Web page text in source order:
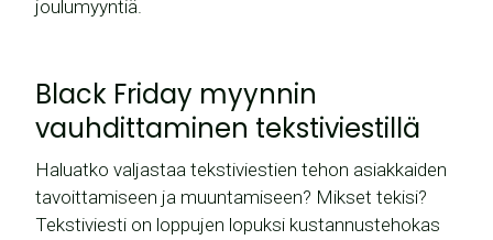
joulumyyntiä.
Black Friday myynnin
vauhdittaminen tekstiviestillä
Haluatko valjastaa tekstiviestien tehon asiakkaiden
tavoittamiseen ja muuntamiseen? Mikset tekisi?
Tekstiviesti on loppujen lopuksi kustannustehokas